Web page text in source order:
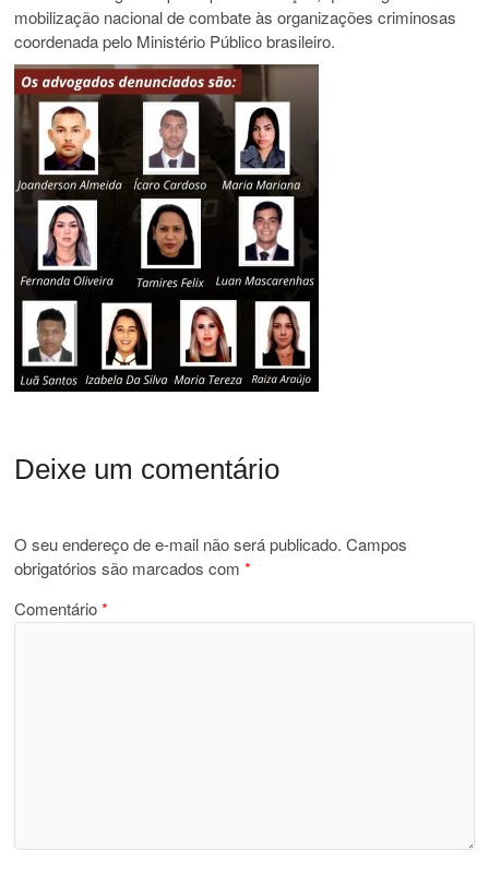
mobilização nacional de combate às organizações criminosas
coordenada pelo Ministério Público brasileiro.
Deixe um comentário
O seu endereço de e-mail não será publicado. Campos
obrigatórios são marcados com*
Comentário*